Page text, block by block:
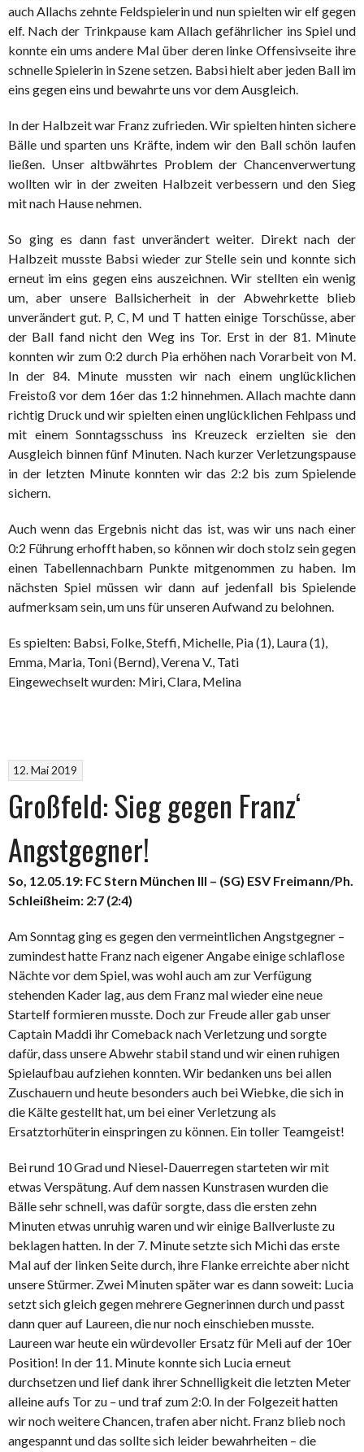
auch Allachs zehnte Feldspielerin und nun spielten wir elf gegen
elf. Nach der Trinkpause kam Allach gefährlicher ins Spiel und
konnte ein ums andere Mal über deren linke Offensivseite ihre
schnelle Spielerin in Szene setzen. Babsi hielt aber jeden Ball im
eins gegen eins und bewahrte uns vor dem Ausgleich.
In der Halbzeit war Franz zufrieden. Wir spielten hinten sichere
Bälle und sparten uns Kräfte, indem wir den Ball schön laufen
ließen. Unser altbwährtes Problem der Chancenverwertung
wollten wir in der zweiten Halbzeit verbessern und den Sieg
mit nach Hause nehmen.
So ging es dann fast unverändert weiter. Direkt nach der
Halbzeit musste Babsi wieder zur Stelle sein und konnte sich
erneut im eins gegen eins auszeichnen. Wir stellten ein wenig
um, aber unsere Ballsicherheit in der Abwehrkette blieb
unverändert gut. P, C, M und T hatten einige Torschüsse, aber
der Ball fand nicht den Weg ins Tor. Erst in der 81. Minute
konnten wir zum 0:2 durch Pia erhöhen nach Vorarbeit von M.
In der 84. Minute mussten wir nach einem unglücklichen
Freistoß vor dem 16er das 1:2 hinnehmen. Allach machte dann
richtig Druck und wir spielten einen unglücklichen Fehlpass und
mit einem Sonntagsschuss ins Kreuzeck erzielten sie den
Ausgleich binnen fünf Minuten. Nach kurzer Verletzungspause
in der letzten Minute konnten wir das 2:2 bis zum Spielende
sichern.
Auch wenn das Ergebnis nicht das ist, was wir uns nach einer
0:2 Führung erhofft haben, so können wir doch stolz sein gegen
einen Tabellennachbarn Punkte mitgenommen zu haben. Im
nächsten Spiel müssen wir dann auf jedenfall bis Spielende
aufmerksam sein, um uns für unseren Aufwand zu belohnen.
Es spielten: Babsi, Folke, Steffi, Michelle, Pia (1), Laura (1),
Emma, Maria, Toni (Bernd), Verena V., Tati
Eingewechselt wurden: Miri, Clara, Melina
12. Mai 2019
Großfeld: Sieg gegen Franz‘
Angstgegner!
So, 12.05.19: FC Stern München III – (SG) ESV Freimann/Ph.
Schleißheim: 2:7 (2:4)
Am Sonntag ging es gegen den vermeintlichen Angstgegner –
zumindest hatte Franz nach eigener Angabe einige schlaflose
Nächte vor dem Spiel, was wohl auch am zur Verfügung
stehenden Kader lag, aus dem Franz mal wieder eine neue
Startelf formieren musste. Doch zur Freude aller gab unser
Captain Maddi ihr Comeback nach Verletzung und sorgte
dafür, dass unsere Abwehr stabil stand und wir einen ruhigen
Spielaufbau aufziehen konnten. Wir bedanken uns bei allen
Zuschauern und heute besonders auch bei Wiebke, die sich in
die Kälte gestellt hat, um bei einer Verletzung als
Ersatztorhüterin einspringen zu können. Ein toller Teamgeist!
Bei rund 10 Grad und Niesel-Dauerregen starteten wir mit
etwas Verspätung. Auf dem nassen Kunstrasen wurden die
Bälle sehr schnell, was dafür sorgte, dass die ersten zehn
Minuten etwas unruhig waren und wir einige Ballverluste zu
beklagen hatten. In der 7. Minute setzte sich Michi das erste
Mal auf der linken Seite durch, ihre Flanke erreichte aber nicht
unsere Stürmer. Zwei Minuten später war es dann soweit: Lucia
setzt sich gleich gegen mehrere Gegnerinnen durch und passt
dann quer auf Laureen, die nur noch einschieben musste.
Laureen war heute ein würdevoller Ersatz für Meli auf der 10er
Position! In der 11. Minute konnte sich Lucia erneut
durchsetzen und lief dank ihrer Schnelligkeit die letzten Meter
alleine aufs Tor zu – und traf zum 2:0. In der Folgezeit hatten
wir noch weitere Chancen, trafen aber nicht. Franz blieb noch
angespannt und das sollte sich leider bewahrheiten – die